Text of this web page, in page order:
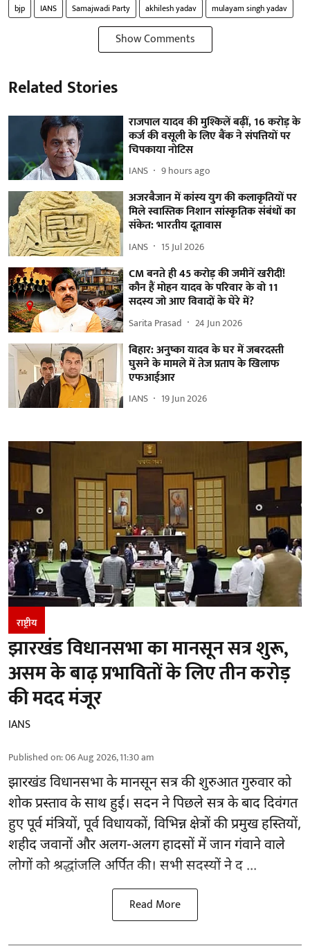
bjp IANS Samajwadi Party akhilesh yadav mulayam singh yadav
Show Comments
Related Stories
राजपाल यादव की मुश्किलें बढ़ीं, 16 करोड़ के
कर्ज की वसूली के लिए बैंक ने संपत्तियों पर
चिपकाया नोटिस
IANS 9 hours ago
अजरबैजान में कांस्य युग की कलाकृतियों पर
मिले स्वास्तिक निशान सांस्कृतिक संबंधों का
संकेत: भारतीय दूतावास
IANS 15 Jul 2026
CM बनते ही 45 करोड़ की जमीनें खरीदीं!
कौन हैं मोहन यादव के परिवार के वो 11
सदस्य जो आए विवादों के घेरे में?
Sarita Prasad 24 Jun 2026
बिहार: अनुष्का यादव के घर में जबरदस्ती
घुसने के मामले में तेज प्रताप के खिलाफ
एफआईआर
IANS 19 Jun 2026
राष्ट्रीय
झारखंड विधानसभा का मानसून सत्र शुरू,
असम के बाढ़ प्रभावितों के लिए तीन करोड़
की मदद मंजूर
IANS
Published on:06 Aug 2026, 11:30 am
झारखंडविधानसभा के मानसून सत्र की शुरुआत गुरुवार को
शोक प्रस्ताव के साथ हुई। सदन ने पिछले सत्र के बाद दिवंगत
हुए पूर्व मंत्रियों, पूर्व विधायकों, विभिन्न क्षेत्रों की प्रमुख हस्तियों,
शहीद जवानों और अलग-अलग हादसों में जान गंवाने वाले
लोगों को श्रद्धांजलि अर्पित की। सभी सदस्यों ने द ...
Read More